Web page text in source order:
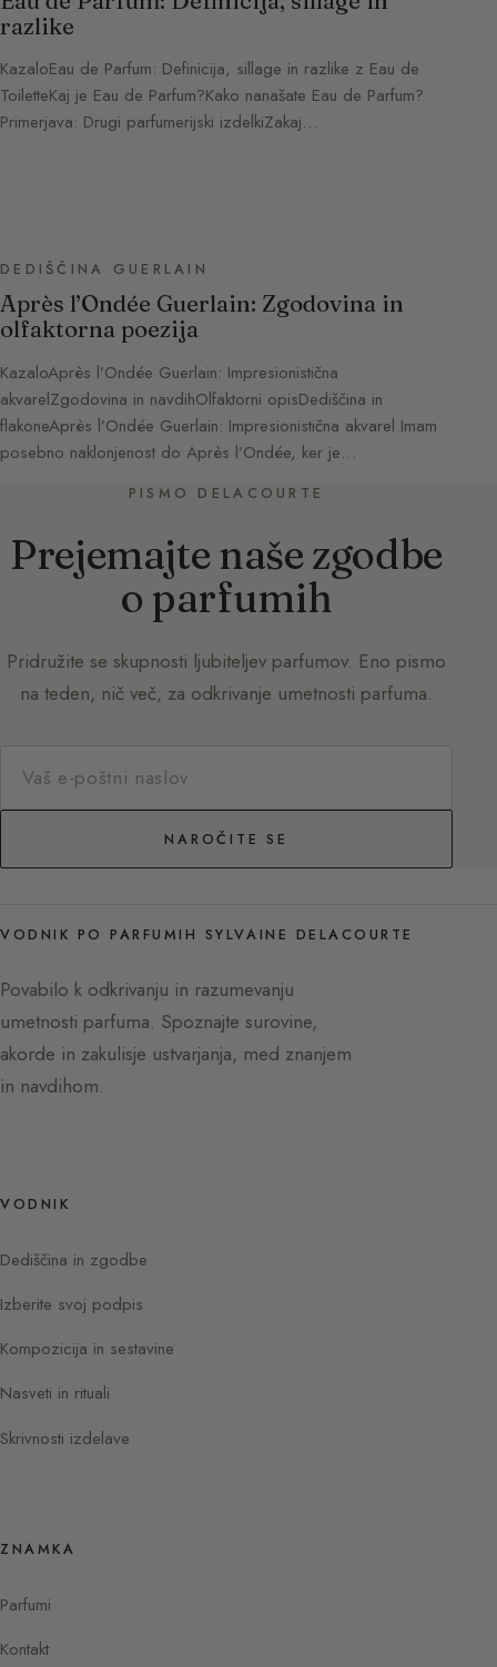
razlike
KazaloEau de Parfum: Definicija, sillage in razlike z Eau de
ToiletteKaj je Eau de Parfum?Kako nanašate Eau de Parfum?
Primerjava: Drugi parfumerijski izdelkiZakaj…
DEDIŠČINA GUERLAIN
Après l’Ondée Guerlain: Zgodovina in
olfaktorna poezija
KazaloAprès l’Ondée Guerlain: Impresionistična
akvarelZgodovina in navdihOlfaktorni opisDediščina in
flakoneAprès l’Ondée Guerlain: Impresionistična akvarel Imam
posebno naklonjenost do Après l’Ondée, ker je…
PISMO DELACOURTE
Prejemajte naše zgodbe
o parfumih
Pridružite se skupnosti ljubiteljev parfumov. Eno pismo
na teden, nič več, za odkrivanje umetnosti parfuma.
NAROČITE SE
VODNIK PO PARFUMIH SYLVAINE DELACOURTE
Povabilo k odkrivanju in razumevanju
umetnosti parfuma. Spoznajte surovine,
akorde in zakulisje ustvarjanja, med znanjem
in navdihom.
VODNIK
Dediščina in zgodbe
Izberite svoj podpis
Kompozicija in sestavine
Nasveti in rituali
Skrivnosti izdelave
ZNAMKA
Parfumi
Kontakt